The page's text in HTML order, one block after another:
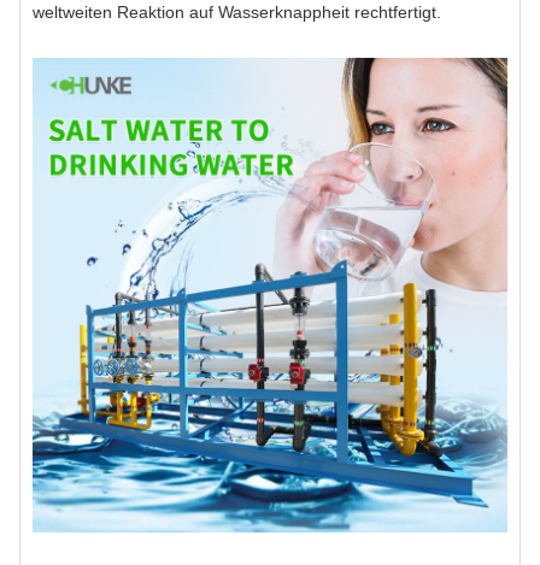
weltweiten Reaktion auf Wasserknappheit rechtfertigt.